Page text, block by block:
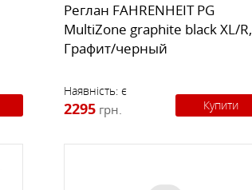
Реглан FAHRENHEIT PG
MultiZone graphite black XL/R,
Графит/черный
Наявність: є
2295 грн. Купити